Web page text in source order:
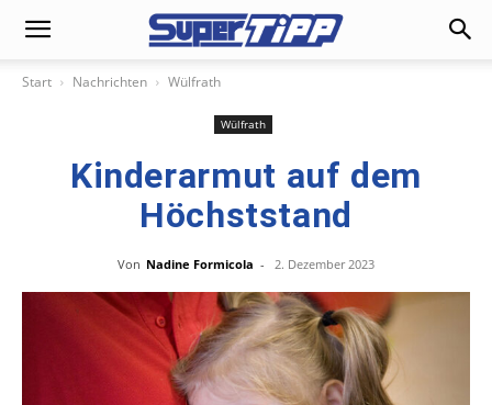
Start Nachrichten Wülfrath
Wülfrath
Kinderarmut auf dem
Höchststand
Von Nadine Formicola - 2. Dezember 2023